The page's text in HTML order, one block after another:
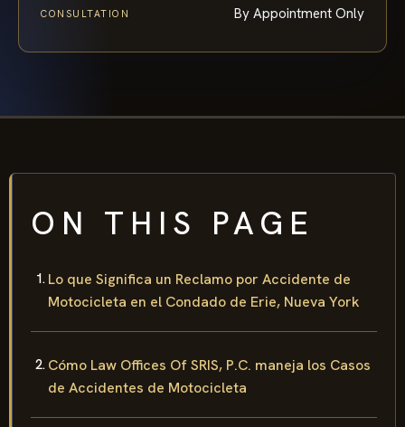
CONSULTATION By Appointment Only
ON THIS PAGE
Lo que Significa un Reclamo por Accidente de
Motocicleta en el Condado de Erie, Nueva York
Cómo Law Offices Of SRIS, P.C. maneja los Casos
de Accidentes de Motocicleta